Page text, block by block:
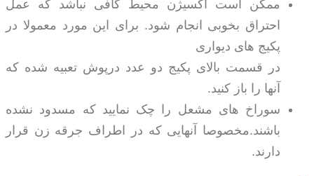
ممکن است اکسیژن محیط کافی نباشد که عمل
احتراق بخوبی انجام شود. برای این مورد معمولا در
پکیج های دیواری
در قسمت بالای پکیج دو عدد درپوش تعبیه شده که
آنها را باز کنید.
سوراخ های مشعل را چک نمایید که مسدود نشده
باشند.مخصوصا آنهایی که در اطراف جرقه زن قرار
دارند.